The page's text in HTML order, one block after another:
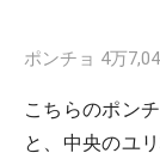
ポンチョ 4万
こちらのポン
と、中央のユ